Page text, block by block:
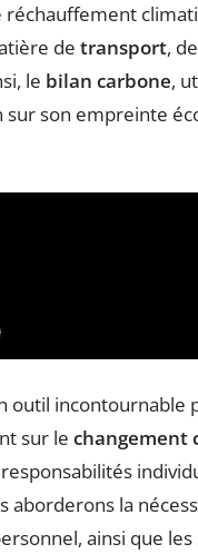
de transport, de
le bilan carbone,
sur son empreinte
outil incontournable
sur le changement
la
ainsi que